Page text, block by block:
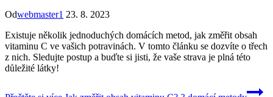
Odwebmaster1 23. 8. 2023
Existuje několik jednoduchých domácích metod, jak změřit obsah
vitaminu C ve vašich potravinách. V tomto článku se dozvíte o třech
z nich. Sledujte postup a buďte si jisti, že vaše strava je plná této
důležité látky!